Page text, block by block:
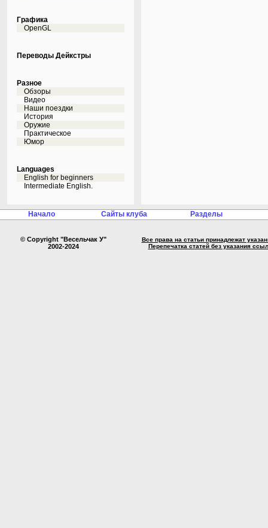
Графика
OpenGL
Переводы Дейкстры
Разное
Обзоры
Видео
Наши поездки
История
Оружие
Практическое
Юмор
Languages
English for beginners
Intermediate English.
Начало Сайты клуба Разделы
© Copyright "Весельчак У"
2002-2024
Все права на статьи принадлежат
Перепечатка статей без указания